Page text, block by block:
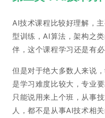
AI技术课程比较好理解，
型训练，AI算法，架构之
伴，这个课程学习还是有必
但是对于绝大多数人来说
是学习难度比较大，专业
只能说用来上个班，从事
人，都不是从事AI技术相关